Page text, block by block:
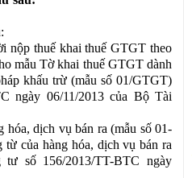
nộp thuế khai thuế GTGT theo
mẫu Tờ khai thuế GTGT dành
khấu trừ (mẫu số 01/GTGT)
ngày 06/11/2013 của Bộ Tài
hóa, dịch vụ bán ra (mẫu số 01-
của hàng hóa, dịch vụ bán ra
số 156/2013/TT-BTC ngày